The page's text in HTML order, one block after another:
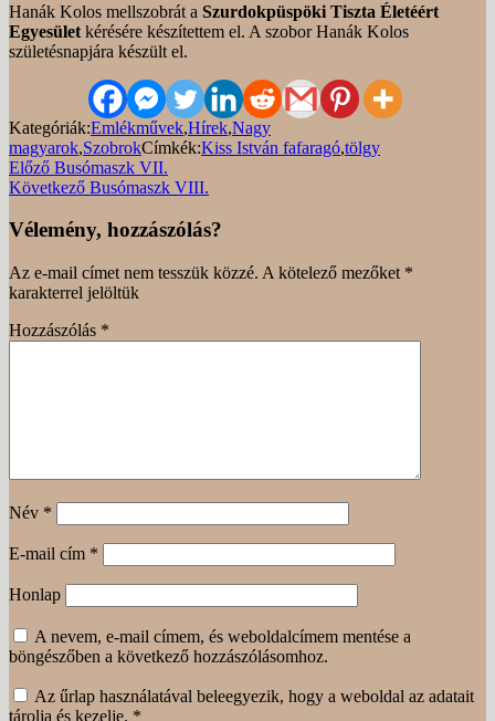
Hanák Kolos mellszobrát a Szurdokpüspöki Tiszta Életéért
Egyesület kérésére készítettem el. A szobor Hanák Kolos
születésnapjára készült el.
Kategóriák:Emlékművek,Hírek,Nagy
magyarok,SzobrokCímkék:Kiss István fafaragó,tölgy
Bejegyzés
navigáció
Előző Előző
bejegyzés
Busómaszk VII.
Következő Következő
Busómaszk VIII.
Vélemény, hozzászólás?
Az e-mail címet nem tesszük közzé. A kötelező mezőket *
karakterrel jelöltük
Hozzászólás *
Név *
E-mail cím *
Honlap
A nevem, e-mail címem, és weboldalcímem mentése a
böngészőben a következő hozzászólásomhoz.
Az űrlap használatával beleegyezik, hogy a weboldal az adatait
tárolja és kezelje. *